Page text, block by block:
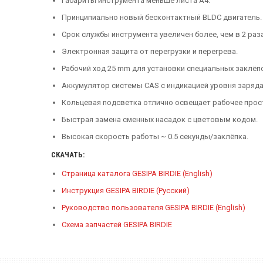
Принципиально новый бесконтактный BLDC двигатель.
Срок службы инструмента увеличен более, чем в 2
Электронная защита от перегрузки и перегрева.
Рабочий ход 25 mm для установки специальных
Аккумулятор системы CAS с индикацией уровня
Кольцевая подсветка отлично освещает рабочее
Быстрая замена сменных насадок с цветовым кодом.
Высокая скорость работы ~ 0.5 секунды/заклёпка.
СКАЧАТЬ:
Страница каталога GESIPA BIRDIE (English)
Инструкция GESIPA BIRDIE (Русский)
Руководство пользователя GESIPA BIRDIE (English)
Схема запчастей GESIPA BIRDIE